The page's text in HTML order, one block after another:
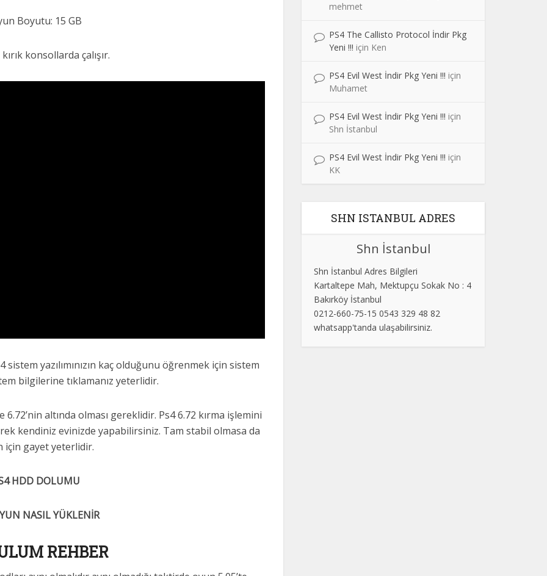
Boyutu: 15 GB
konsollarda çalışır.
sistem yazılımınızın kaç olduğunu öğrenmek için sistem
bilgilerine tıklamanız yeterlidir.
altında olması gereklidir. Ps4 6.72 kırma işlemini
kendiniz evinizde yapabilirsiniz. Tam stabil olmasa da
için gayet yeterlidir.
HDD DOLUMU
NASIL YÜKLENİR
REHBER
mehmet
PS4 The Callisto Protocol İndir Pkg
Yeni !!! için Ken
PS4 Evil West İndir Pkg Yeni !!! için
Muhamet
PS4 Evil West İndir Pkg Yeni !!! için
Shn İstanbul
PS4 Evil West İndir Pkg Yeni !!! için
KK
SHN ISTANBUL ADRES
Shn İstanbul
Shn İstanbul Adres Bilgileri
Kartaltepe Mah, Mektupçu Sokak No : 4
Bakırköy İstanbul
0212-660-75-15 0543 329 48 82
whatsapp'tanda ulaşabilirsiniz.